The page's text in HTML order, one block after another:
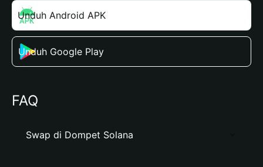
Unduh Android APK
Unduh Google Play
FAQ
Swap di Dompet Solana